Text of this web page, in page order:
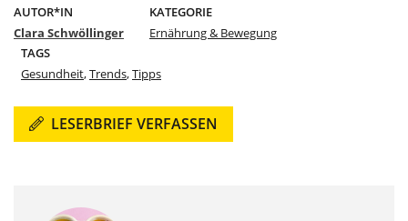
AUTOR*IN
Clara Schwöllinger
KATEGORIE
Ernährung & Bewegung
TAGS
Gesundheit,Trends,Tipps
LESERBRIEF VERFASSEN